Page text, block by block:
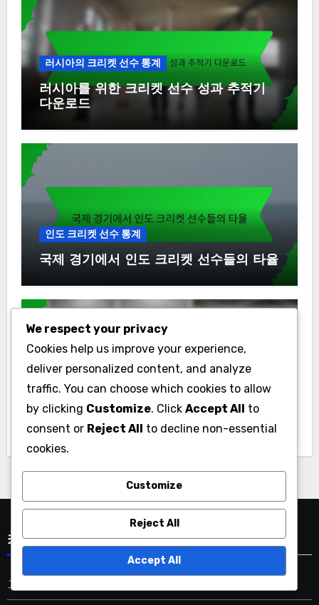
러시아의 크리켓 선수 통계
러시아를 위한 크리켓 선수 성과 추적기
다운로드
인도 크리켓 선수 통계
국제 경기에서 인도 크리켓 선수들의 타율
포르투갈의 크리켓 평균 및 통계
포르투갈 크리켓 리그의 최고 선수 타율
카테고리
그리스의 크리켓 선수 통계
We respect your privacy
Cookies help us improve your experience,
deliver personalized content, and analyze
traffic. You can choose which cookies to allow
by clicking Customize. Click Accept All to
consent or Reject All to decline non-essential
cookies.
Customize
Reject All
Accept All